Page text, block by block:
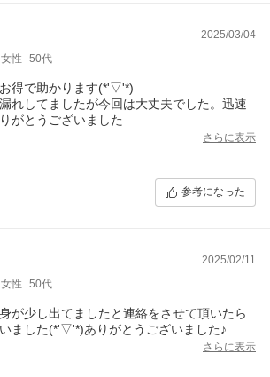
2025/03/04
女性 50代
得で助かります(*'▽'*)
れしてましたが今回は大丈夫でした。迅速
がとうございました
さらに表示
参考になった
2025/02/11
女性 50代
が少し出てましたと連絡をさせて頂いたら
ました(*'▽'*)ありがとうございました♪
さらに表示